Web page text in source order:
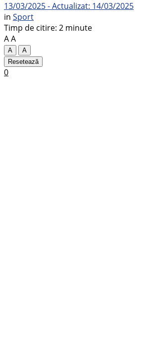
13/03/2025 - Actualizat: 14/03/2025
in Sport
Timp de citire: 2 minute
AA
A
A
Resetează
0